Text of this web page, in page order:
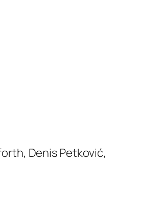
Denis Petković,